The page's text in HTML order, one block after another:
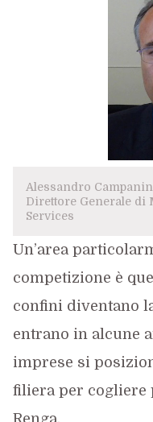
Alessandro
Direttore Generale di
Services
Un’area
competizione è
confini diventano
entrano in alcune
imprese si
filiera per cogliere
Renga.